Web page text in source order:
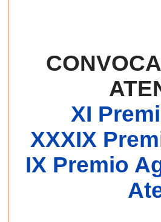
XI
XXXIX
IX Premio